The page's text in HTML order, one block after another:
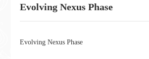
Evolving Nexus Phase
Evolving Nexus Phase